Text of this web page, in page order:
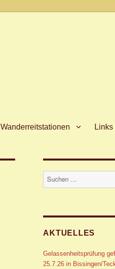
Wanderreitstationen Links
Suche
nach:
AKTUELLES
Gelassenheitsprüfung
25.7.26 in Bissingen/